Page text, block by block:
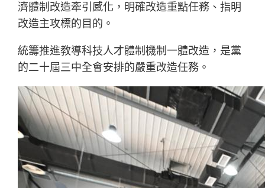
濟體制改造牽引感化，明確改造重點任務、指明
改造主攻標的目的。
統籌推進教導科技人才體制機制一體改造，是黨
的二十屆三中全會安排的嚴重改造任務。